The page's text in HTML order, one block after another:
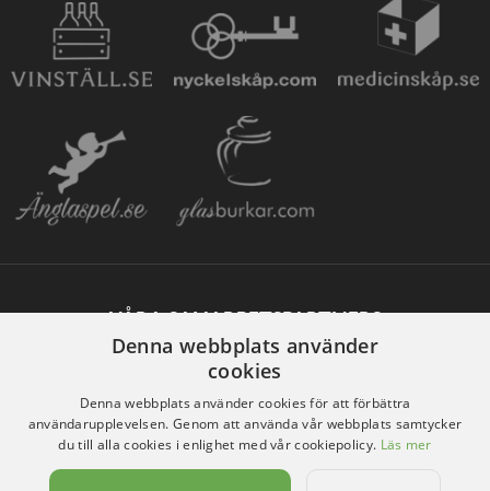
VÅRA SAMARBETSPARTNERS
Denna webbplats använder
cookies
Denna webbplats använder cookies för att förbättra
användarupplevelsen. Genom att använda vår webbplats samtycker
du till alla cookies i enlighet med vår cookiepolicy. Läs mer